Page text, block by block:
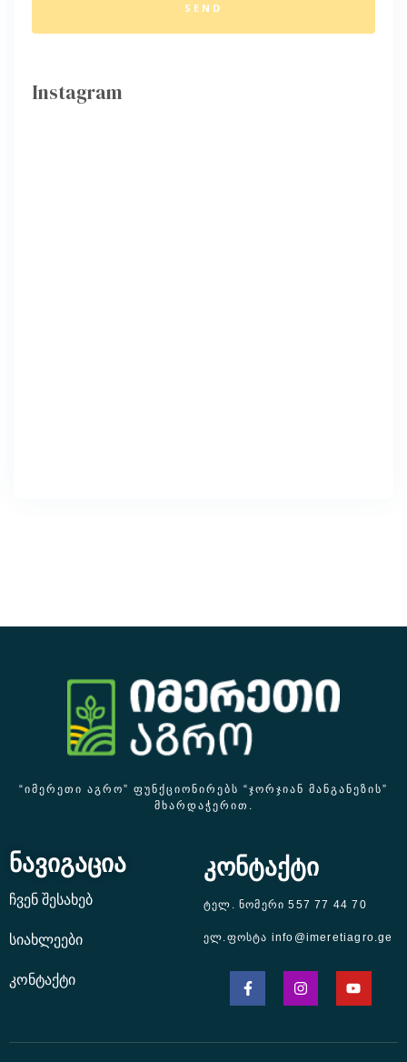
SEND
Instagram
“ᲘᲛᲔᲠᲔᲗᲘ ᲐᲒᲠᲝ” ᲤᲣᲜᲥᲪᲘᲝᲜᲘᲠᲔᲑᲡ “ᲯᲝᲠᲯᲘᲐᲜ ᲛᲐᲜᲒᲐᲜᲔᲖᲘᲡ”
ᲛᲮᲐᲠᲓᲐᲭᲔᲠᲘᲗ.
ნავიგაცია
ჩვენ შესახებ
სიახლეები
კონტაქტი
კონტაქტი
ტელ. ნომერი 557 77 44 70
ელ.ფოსტა info@imeretiagro.ge